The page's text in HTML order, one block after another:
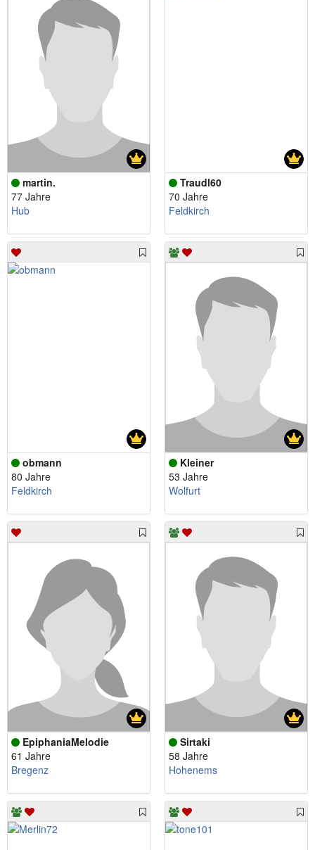
martin.
77 Jahre
Hub
Traudl60
70 Jahre
Feldkirch
obmann
80 Jahre
Feldkirch
Kleiner
53 Jahre
Wolfurt
EpiphaniaMelodie
61 Jahre
Bregenz
Sirtaki
58 Jahre
Hohenems